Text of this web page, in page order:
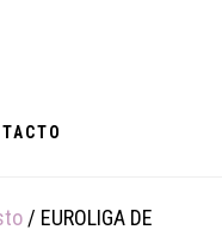
/ EUROLIGA DE